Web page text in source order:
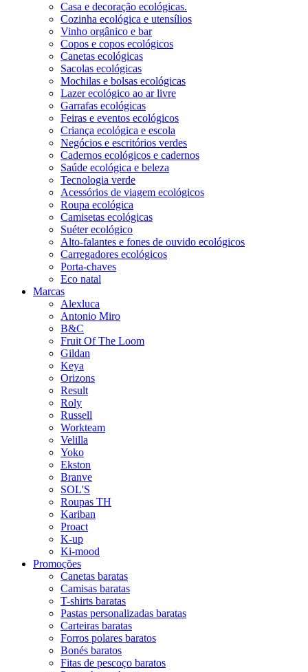
Casa e decoração ecológicas.
Cozinha ecológica e utensílios
Vinho orgânico e bar
Copos e copos ecológicos
Canetas ecológicas
Sacolas ecológicas
Mochilas e bolsas ecológicas
Lazer ecológico ao ar livre
Garrafas ecológicas
Feiras e eventos ecológicos
Criança ecológica e escola
Negócios e escritórios verdes
Cadernos ecológicos e cadernos
Saúde ecológica e beleza
Tecnologia verde
Acessórios de viagem ecológicos
Roupa ecológica
Camisetas ecológicas
Suéter ecológico
Alto-falantes e fones de ouvido ecológicos
Carregadores ecológicos
Porta-chaves
Eco natal
Marcas
Alexluca
Antonio Miro
B&C
Fruit Of The Loom
Gildan
Keya
Orizons
Result
Roly
Russell
Workteam
Velilla
Yoko
Ekston
Branve
SOL'S
Roupas TH
Kariban
Proact
K-up
Ki-mood
Promoções
Canetas baratas
Camisas baratas
T-shirts baratas
Pastas personalizadas baratas
Carteiras baratas
Forros polares baratos
Bonés baratos
Fitas de pescoço baratos